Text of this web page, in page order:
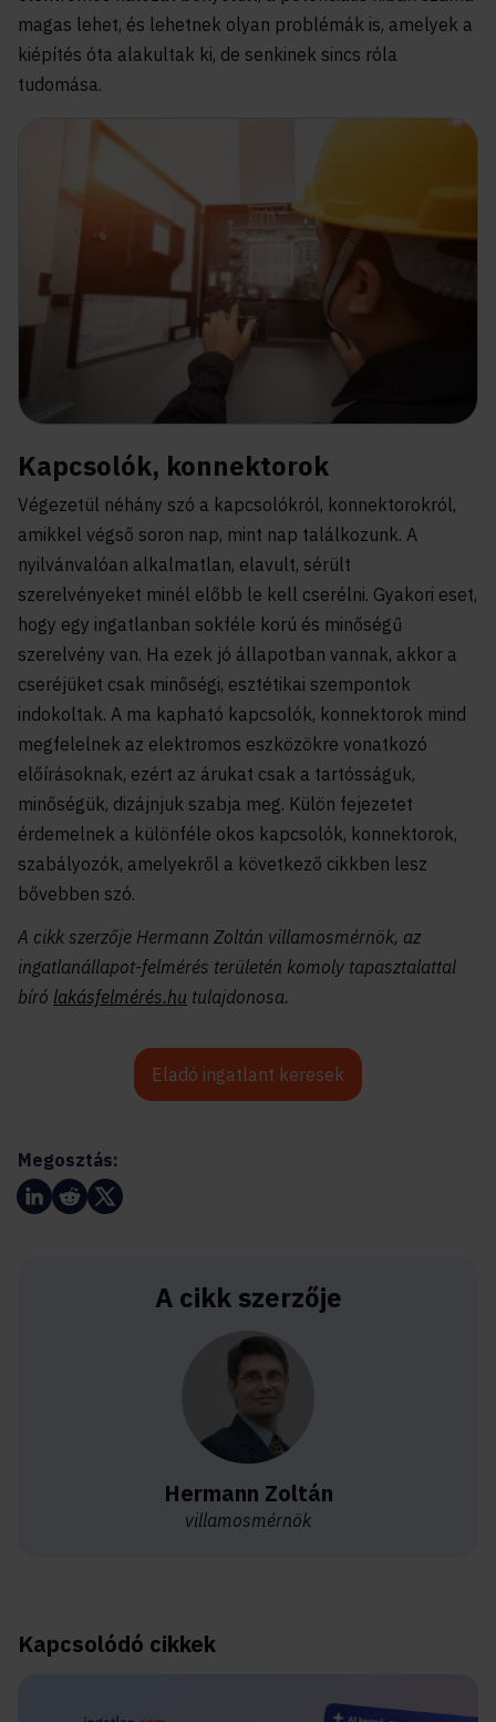
magas lehet, és lehetnek olyan problémák is, amelyek a
kiépítés óta alakultak ki, de senkinek sincs róla
tudomása.
Kapcsolók, konnektorok
Végezetül néhány szó a kapcsolókról, konnektorokról,
amikkel végső soron nap, mint nap találkozunk. A
nyilvánvalóan alkalmatlan, elavult, sérült
szerelvényeket minél előbb le kell cserélni. Gyakori eset,
hogy egy ingatlanban sokféle korú és minőségű
szerelvény van. Ha ezek jó állapotban vannak, akkor a
cseréjüket csak minőségi, esztétikai szempontok
indokoltak. A ma kapható kapcsolók, konnektorok mind
megfelelnek az elektromos eszközökre vonatkozó
előírásoknak, ezért az árukat csak a tartósságuk,
minőségük, dizájnjuk szabja meg. Külön fejezetet
érdemelnek a különféle okos kapcsolók, konnektorok,
szabályozók, amelyekről a következő cikkben lesz
bővebben szó.
A cikk szerzője Hermann Zoltán villamosmérnök, az
ingatlanállapot-felmérés területén komoly tapasztalattal
bíró lakásfelmérés.hu tulajdonosa.
Eladó ingatlant keresek
Megosztás:
A cikk szerzője
Hermann Zoltán
villamosmérnök
Kapcsolódó cikkek